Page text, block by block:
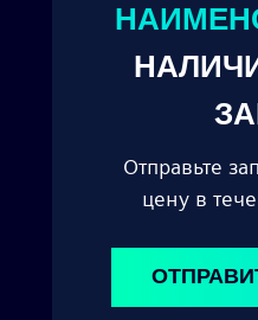
Отправьте
цену в